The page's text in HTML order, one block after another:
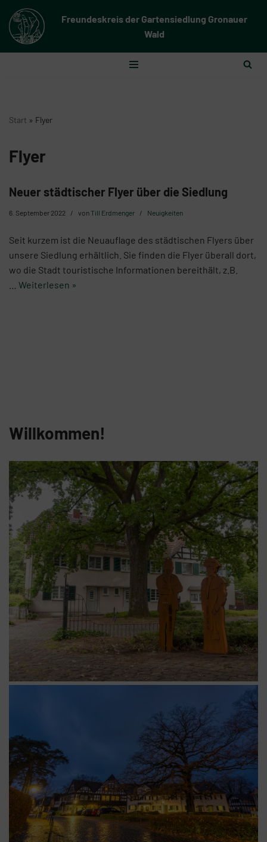
Zum
Inhalt
Freundeskreis der Gartensiedlung Gronauer
Wald
Start » Flyer
Flyer
Neuer städtischer Flyer über die Siedlung
6. September 2022 vonTill Erdmenger Neuigkeiten
Seit kurzem ist die Neuauflage des städtischen Flyers über
unsere Siedlung erhältlich. Sie finden die Flyer überall dort,
wo die Stadt touristische Informationen bereithält, z.B.
Weiterlesen »
Willkommen!